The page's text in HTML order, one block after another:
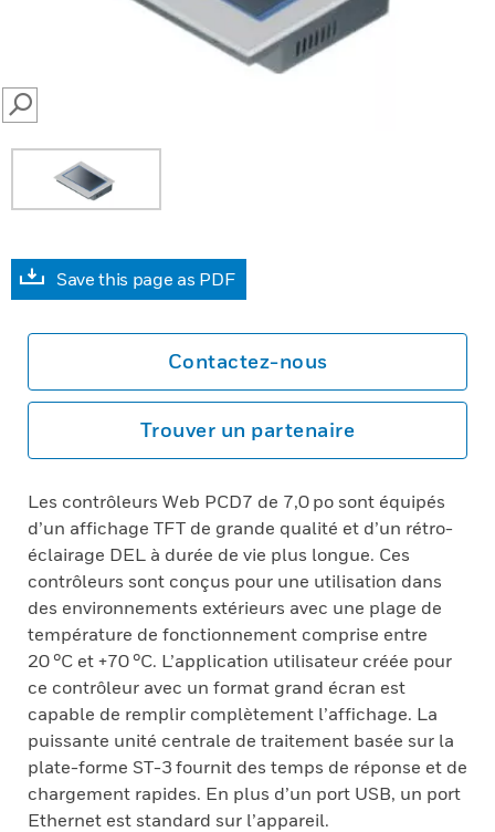
SEARCH
Save this page as PDF
Contactez-nous
Trouver un partenaire
Les contrôleurs Web PCD7 de 7,0 po sont équipés
d’un affichage TFT de grande qualité et d’un rétro-
éclairage DEL à durée de vie plus longue. Ces
contrôleurs sont conçus pour une utilisation dans
des environnements extérieurs avec une plage de
température de fonctionnement comprise entre
20 °C et +70 °C. L’application utilisateur créée pour
ce contrôleur avec un format grand écran est
capable de remplir complètement l’affichage. La
puissante unité centrale de traitement basée sur la
plate-forme ST-3 fournit des temps de réponse et de
chargement rapides. En plus d’un port USB, un port
Ethernet est standard sur l’appareil.